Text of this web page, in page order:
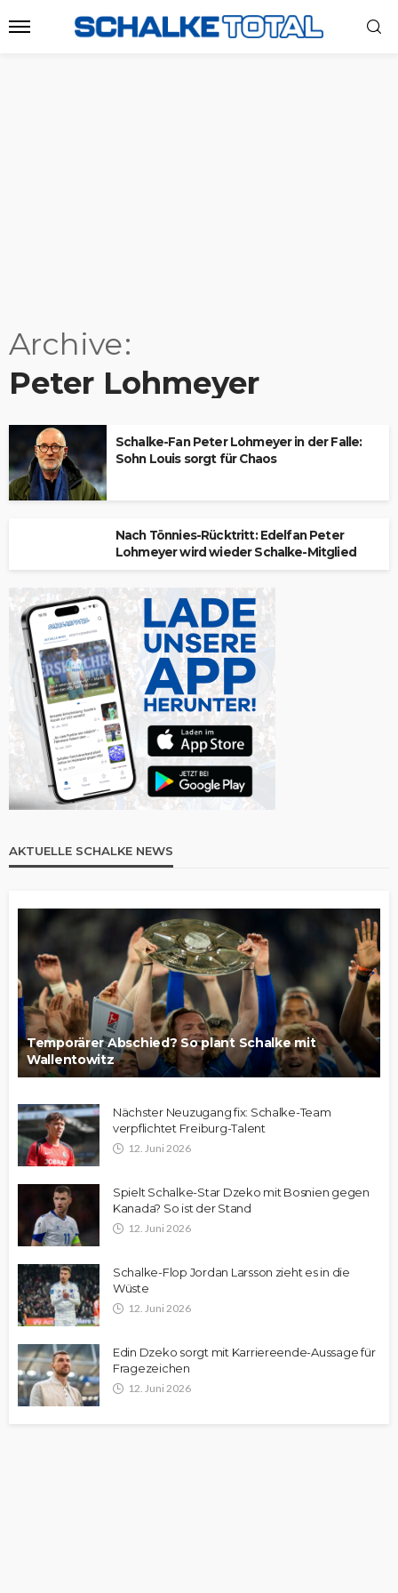
Archive
Peter Lohmeyer
Schalke-Fan Peter Lohmeyer in der Falle:
Sohn Louis sorgt für Chaos
Nach Tönnies-Rücktritt: Edelfan Peter
Lohmeyer wird wieder Schalke-Mitglied
AKTUELLE SCHALKE NEWS
Temporärer Abschied? So plant Schalke mit
Wallentowitz
Nächster Neuzugang fix: Schalke-Team
verpflichtet Freiburg-Talent
12. Juni 2026
Spielt Schalke-Star Dzeko mit Bosnien gegen
Kanada? So ist der Stand
12. Juni 2026
Schalke-Flop Jordan Larsson zieht es in die
Wüste
12. Juni 2026
Edin Dzeko sorgt mit Karriereende-Aussage für
Fragezeichen
12. Juni 2026